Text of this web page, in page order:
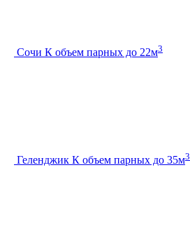
Сочи К объем парных до 22м3
Геленджик К объем парных до 35м3